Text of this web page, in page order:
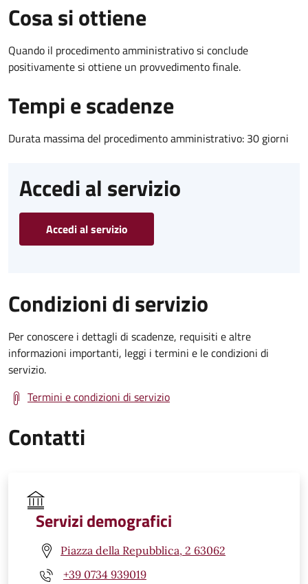
Cosa si ottiene
Quando il procedimento amministrativo si conclude
positivamente si ottiene un provvedimento finale.
Tempi e scadenze
Durata massima del procedimento amministrativo: 30 giorni
Accedi al servizio
Accedi al servizio
Condizioni di servizio
Per conoscere i dettagli di scadenze, requisiti e altre
informazioni importanti, leggi i termini e le condizioni di
servizio.
Termini e condizioni di servizio
Contatti
Servizi demografici
Piazza della Repubblica, 2 63062
+39 0734 939019